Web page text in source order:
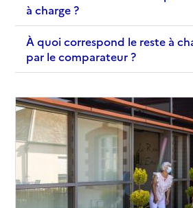
à charge ?
À quoi correspond le reste à
par le comparateur ?